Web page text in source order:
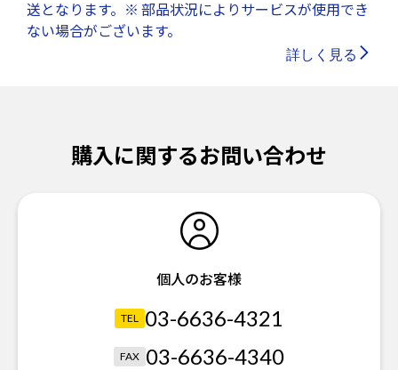
送となります。※ 部品状況によりサービスが使用でき
ない場合がございます。
詳しく見る
購入に関するお問い合わせ
個人のお客様
TEL 03-6636-4321
FAX 03-6636-4340